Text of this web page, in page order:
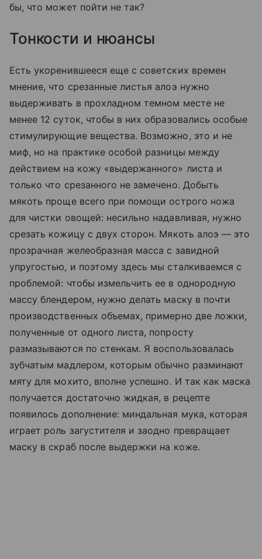
бы, что может пойти не так?
Тонкости и нюансы
Есть укоренившееся еще с советских времен
мнение, что срезанные листья алоэ нужно
выдерживать в прохладном темном месте не
менее 12 суток, чтобы в них образовались особые
стимулирующие вещества. Возможно, это и не
миф, но на практике особой разницы между
действием на кожу «выдержанного» листа и
только что срезанного не замечено. Добыть
мякоть проще всего при помощи острого ножа
для чистки овощей: несильно надавливая, нужно
срезать кожицу с двух сторон. Мякоть алоэ — это
прозрачная желеобразная масса с завидной
упругостью, и поэтому здесь мы сталкиваемся с
проблемой: чтобы измельчить ее в однородную
массу блендером, нужно делать маску в почти
производственных объемах, примерно две ложки,
полученные от одного листа, попросту
размазываются по стенкам. Я воспользовалась
зубчатым мадлером, которым обычно разминают
мяту для мохито, вполне успешно. И так как маска
получается достаточно жидкая, в рецепте
появилось дополнение: миндальная мука, которая
играет роль загустителя и заодно превращает
маску в скраб после выдержки на коже.